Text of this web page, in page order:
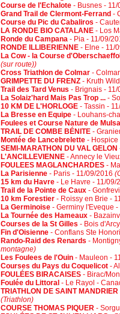
Course de l'Echalote - Busnes - 11/
Grand Trail de Clermont-Ferrand -
Course du Pic du Cabaliros -
LA RONDE BIO CATALANE - Los
Ronde du Campana - Pia - 11/09/
RONDE ILLIBERIENNE - Elne - 11/
La Cow - la Course
(sur route))
Cross Triathlon de Colmar -
GRIMPETTE DU FRENZ - Kruth
Trail des Tard Venus - Brignais - 11/
La Solaiz'hard Mais Pas Trop ... -
10 KM DE L'HORLOGE - Tassin -
La Bresse en Equipe - Louhans-
Foulees et Course Nature de
TRAIL DE COMBE BÉNITE -
Montée de Lancebrelette - Hospice
SEMI-MARATHON DU VAL GELON
L'ANCILLEVIENNE - Annecy le
FOULEES MAGLANCHARDES -
La Parisienne - Paris - 11/09/2016
15 km du Havre - Le Havre - 11/09/
Trail de la Pointe de Caux -
10 km Forestier - Roissy en Brie -
La Germinoise - Germiny l'Eveque -
La Tournée des Hameaux -
Courses de la St Gilles - Bois
Fin d'Oisienne - Conflans Ste
Rando-Raid des Renards -
montagne)
Les Foulees de l'Ouin - Mauleon -
Courses du Pays du Coquelicot -
FOULÉES BIRACAISES - Birac/
Foulée du Littoral - Le Rayol -
TRIATHLON DE SAINT
(Triathlon)
COURSE THOMAS PIQUER -